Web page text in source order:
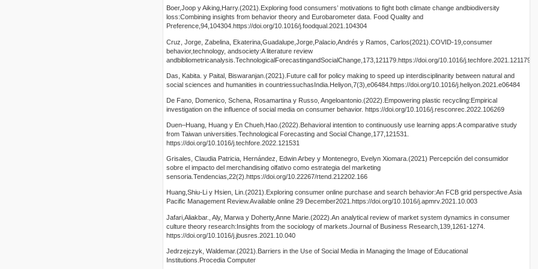
Boer,Joop y Aiking,Harry.(2021).Exploring food consumers’ motivations to fight both climate change andbiodiversity
loss:Combining insights from behavior theory and Eurobarometer data. Food Quality and
Preference,94,104304.https://doi.org/10.1016/j.foodqual.2021.104304
Cruz, Jorge, Zabelina, Ekaterina,Guadalupe,Jorge,Palacio,Andrés y Ramos, Carlos(2021).COVID-19,consumer
behavior,technology, andsociety:A literature review
andbibliometricanalysis.TechnologicalForecastingandSocialChange,173,121179.https://doi.org/10.1016/j.techfore.2021.121179
Das, Kabita. y Paital, Biswaranjan.(2021).Future call for policy making to speed up interdisciplinarity between natural and
social sciences and humanities in countriessuchasIndia.Heliyon,7(3),e06484.https://doi.org/10.1016/j.heliyon.2021.e06484
De Fano, Domenico, Schena, Rosamartina y Russo, Angeloantonio.(2022).Empowering plastic recycling:Empirical
investigation on the influence of social media on consumer behavior. https://doi.org/10.1016/j.resconrec.2022.106269
Duen–Huang, Huang y En Chueh,Hao.(2022).Behavioral intention to continuously use learning apps:A comparative study
from Taiwan universities.Technological Forecasting and Social Change,177,121531.
https://doi.org/10.1016/j.techfore.2022.121531
Grisales, Claudia Patricia, Hernández, Edwin Arbey y Montenegro, Evelyn Xiomara.(2021) Percepción del consumidor
sobre el impacto del merchandising olfativo como estrategia del marketing
sensoria.Tendencias,22(2).https://doi.org/10.22267/rtend.212202.166
Huang,Shiu-Li y Hsien, Lin.(2021).Exploring consumer online purchase and search behavior:An FCB grid perspective.Asia
Pacific Management Review.Available online 29 December2021.https://doi.org/10.1016/j.apmrv.2021.10.003
Jafari,Aliakbar., Aly, Marwa y Doherty,Anne Marie.(2022).An analytical review of market system dynamics in consumer
culture theory research:Insights from the sociology of markets.Journal of Business Research,139,1261-1274.
https://doi.org/10.1016/j.jbusres.2021.10.040
Jedrzejczyk, Waldemar.(2021).Barriers in the Use of Social Media in Managing the Image of Educational
Institutions.Procedia Computer